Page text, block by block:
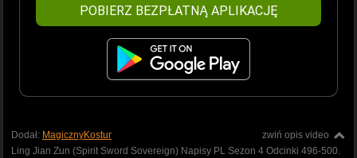
POBIERZ BEZPŁATNĄ APLIKACJĘ
zwiń opis video
Dodał: MagicznyKostur
Ling Jian Zun (Spirit Sword Sovereign) Napisy PL Sezon 4 Odcinki 496-500.